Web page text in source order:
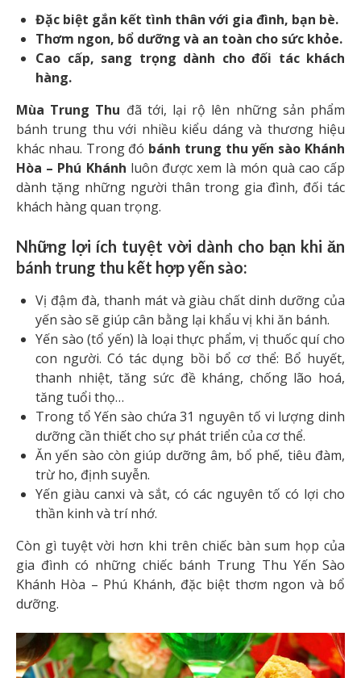
Đặc biệt gắn kết tình thân với gia đình, bạn bè.
Thơm ngon, bổ dưỡng và an toàn cho sức khỏe.
Cao cấp, sang trọng dành cho đối tác khách
hàng.
Mùa Trung Thu đã tới, lại rộ lên những sản phẩm
bánh trung thu với nhiều kiểu dáng và thương hiệu
khác nhau. Trong đó bánh trung thu yến sào Khánh
Hòa – Phú Khánh luôn được xem là món quà cao cấp
dành tặng những người thân trong gia đình, đối tác
khách hàng quan trọng.
Những lợi ích tuyệt vời dành cho bạn khi ăn
bánh trung thu kết hợp yến sào:
Vị đậm đà, thanh mát và giàu chất dinh dưỡng của
yến sào sẽ giúp cân bằng lại khẩu vị khi ăn bánh.
Yến sào (tổ yến) là loại thực phẩm, vị thuốc quí cho
con người. Có tác dụng bồi bổ cơ thể: Bổ huyết,
thanh nhiệt, tăng sức đề kháng, chống lão hoá,
tăng tuổi thọ…
Trong tổ Yến sào chứa 31 nguyên tố vi lượng dinh
dưỡng cần thiết cho sự phát triển của cơ thể.
Ăn yến sào còn giúp dưỡng âm, bổ phế, tiêu đàm,
trừ ho, định suyễn.
Yến giàu canxi và sắt, có các nguyên tố có lợi cho
thần kinh và trí nhớ.
Còn gì tuyệt vời hơn khi trên chiếc bàn sum họp của
gia đình có những chiếc bánh Trung Thu Yến Sào
Khánh Hòa – Phú Khánh, đặc biệt thơm ngon và bổ
dưỡng.